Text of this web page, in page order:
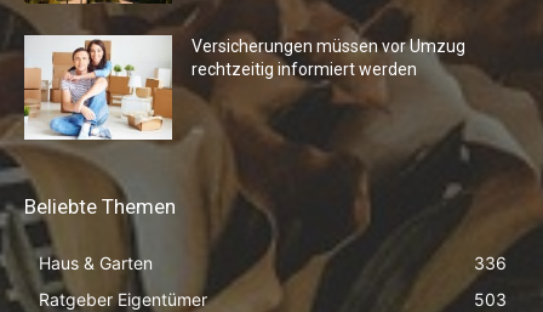
Versicherungen müssen vor Umzug
rechtzeitig informiert werden
Beliebte Themen
Haus & Garten
336
Ratgeber Eigentümer
503